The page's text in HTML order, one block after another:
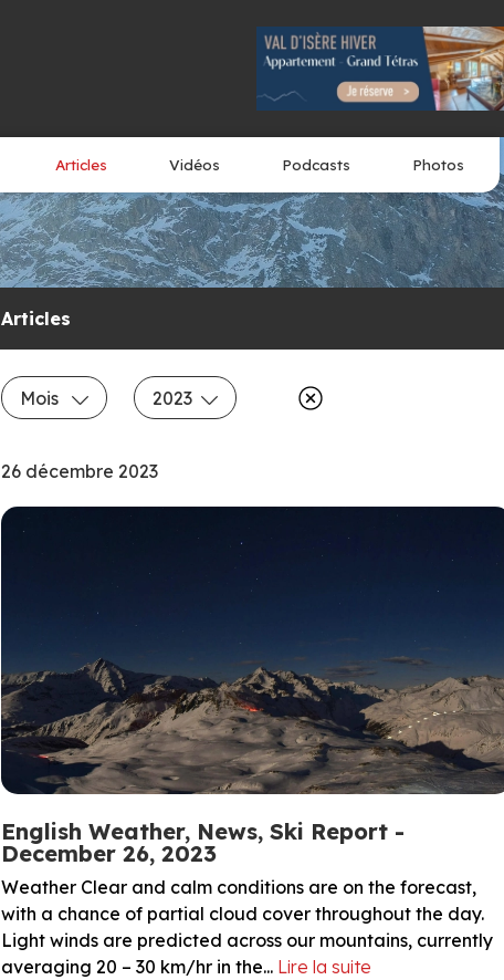
Articles Vidéos Podcasts Photos
Articles
Mois 2023
26 décembre 2023
English Weather, News, Ski Report -
December 26, 2023
Weather Clear and calm conditions are on the forecast,
with a chance of partial cloud cover throughout the day.
Light winds are predicted across our mountains, currently
averaging 20 – 30 km/hr in the... Lire la suite